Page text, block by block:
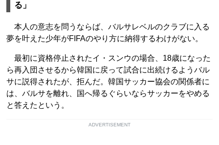
る」
本人の意志を問うならば、バルサレベルのクラブに入る
夢を叶えた少年がFIFAのやり方に納得するわけがない。
最初に資格停止されたイ・スンウの場合、18歳になった
ら再入団させるから韓国に戻って試合に出続けるようバル
サに説得されたが、拒んだ。韓国サッカー協会の関係者に
は、バルサを離れ、国へ帰るぐらいならサッカーをやめる
と答えたという。
ADVERTISEMENT